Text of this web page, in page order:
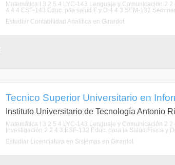
Matemática I 3 2 5 4 LYC-143 Lenguaje y Comunicación 2
4 4 4 ESF-143 Educ. p/la salud F y D 4 4 3 SEM-132
Estudiar Contabilidad Analítica en Girardot
Tecnico Superior Universitario en
Instituto Universitario de Tecnología Antonio
Matemática I 3 2 5 4 LYC-143 Lenguaje y Comunicación 2
Investigación 2 2 4 3 ESF-132 Educ. para la Salud Física y
Estudiar Licenciatura en Sistemas en Girardot